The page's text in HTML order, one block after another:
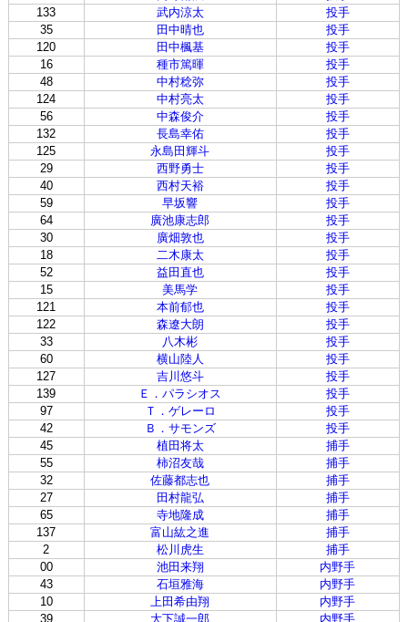
133
武内涼太
投手
35
田中晴也
投手
120
田中楓基
投手
16
種市篤暉
投手
48
中村稔弥
投手
124
中村亮太
投手
56
中森俊介
投手
132
長島幸佑
投手
125
永島田輝斗
投手
29
西野勇士
投手
40
西村天裕
投手
59
早坂響
投手
64
廣池康志郎
投手
30
廣畑敦也
投手
18
二木康太
投手
52
益田直也
投手
15
美馬学
投手
121
本前郁也
投手
122
森遼大朗
投手
33
八木彬
投手
60
横山陸人
投手
127
吉川悠斗
投手
139
Ｅ．パラシオス
投手
97
Ｔ．ゲレーロ
投手
42
Ｂ．サモンズ
投手
45
植田将太
捕手
55
柿沼友哉
捕手
32
佐藤都志也
捕手
27
田村龍弘
捕手
65
寺地隆成
捕手
137
富山紘之進
捕手
2
松川虎生
捕手
00
池田来翔
内野手
43
石垣雅海
内野手
10
上田希由翔
内野手
39
大下誠一郎
内野手